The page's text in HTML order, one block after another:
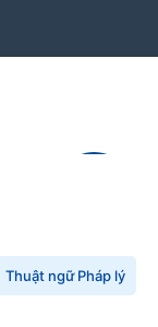
Thuật ngữ Pháp lý